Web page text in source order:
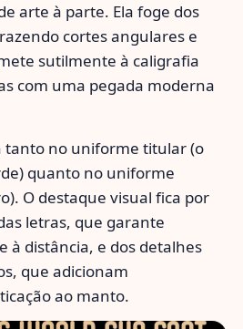
arte à parte. Ela foge dos
cortes angulares e
sutilmente à caligrafia
com uma pegada moderna
tanto no uniforme titular (o
quanto no uniforme
O destaque visual fica por
letras, que garante
à distância, e dos detalhes
que adicionam
ao manto.